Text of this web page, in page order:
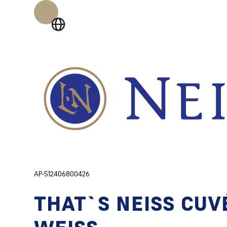
AP-512406800426
THAT`S NEISS